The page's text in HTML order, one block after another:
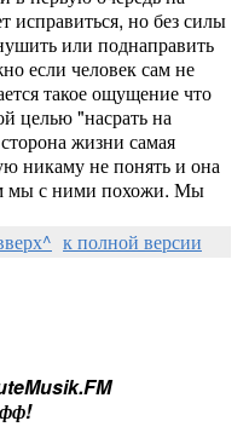
исправиться, но без силы
или поднаправить
если человек сам не
такое ощущение что
целью "насрать на
жизни самая
никаму не понять и она
мы с ними похожи. Мы
к полной версии